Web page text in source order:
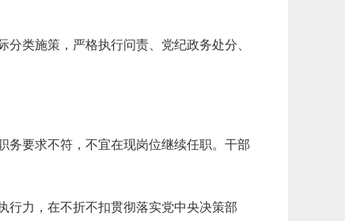
类施策，严格执行问责、党纪政务处分、
要求不符，不宜在现岗位继续任职。干部
行力，在不折不扣贯彻落实党中央决策部